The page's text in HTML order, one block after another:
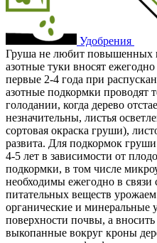
Удобрения
Груша не любит повышенных
азотные туки вносят
первые 2-4 года при
азотные подкормки проводят
голодании, когда дерево
незначительны, листья
сортовая окраска груши),
развита. Для подкормок
4-5 лет в зависимости от
подкормки, в том числе
необходимы ежегодно в
питательных веществ
органические и минеральные
поверхности почвы, а
выкопанные вокруг кроны